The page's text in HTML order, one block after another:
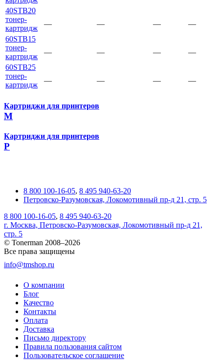
40STB20
тонер-
картридж
— — —
—
60STB15
тонер-
картридж
— — —
—
60STB25
тонер-
картридж
— — — —
Картриджи для принтеров
M
Картриджи для принтеров
P
8 800 100-16-05, 8 495 940-63-20
Петровско-Разумовская, Локомотивный пр-д 21, стр. 5
8 800 100-16-05, 8 495 940-63-20
г. Москва, Петровско-Разумовская, Локомотивный пр-д 21,
стр. 5
© Tonerman 2008–2026
Все права защищены
info@tmshop.ru
О компании
Блог
Качество
Контакты
Оплата
Доставка
Письмо директору
Правила пользования сайтом
Пользовательское соглашение